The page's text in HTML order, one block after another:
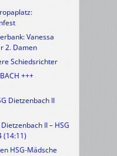
Vanessa
2. Damen
Schiedsrichter
+++
Dietzenbach II
II – HSG
(14:11)
HSG-Mädsche